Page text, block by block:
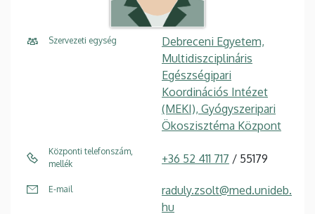
Szervezeti egység
Debreceni Egyetem,
Multidiszciplináris
Egészségipari
Koordinációs Intézet
(MEKI), Gyógyszeripari
Ökoszisztéma Központ
Központi telefonszám,
mellék
+36 52 411 717 / 55179
E-mail
raduly.zsolt@med.unideb.
hu